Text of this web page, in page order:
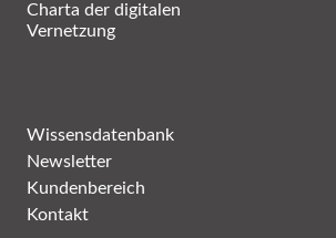
Charta der digitalen
Vernetzung
Wissensdatenbank
Newsletter
Kundenbereich
Kontakt